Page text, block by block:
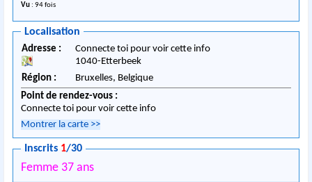
Vu : 94 fois
Localisation
Adresse :
Connecte toi pour voir cette info
1040-Etterbeek
Région :
Bruxelles, Belgique
Point de rendez-vous :
Connecte toi pour voir cette info
Montrer la carte >>
Inscrits 1/30
Femme 37 ans